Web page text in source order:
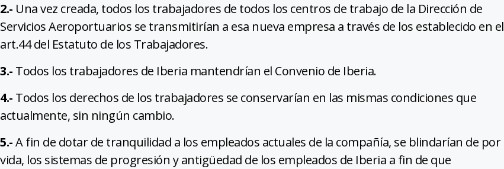
2.- Una vez creada, todos los trabajadores de todos los centros de trabajo de la Dirección de
Servicios Aeroportuarios se transmitirían a esa nueva empresa a través de los establecido en el
art.44 del Estatuto de los Trabajadores.
3.- Todos los trabajadores de Iberia mantendrían el Convenio de Iberia.
4.- Todos los derechos de los trabajadores se conservarían en las mismas condiciones que
actualmente, sin ningún cambio.
5.-A fin de dotar de tranquilidad a los empleados actuales de la compañía, se blindarían de por
vida, los sistemas de progresión y antigüedad de los empleados de Iberia a fin de que